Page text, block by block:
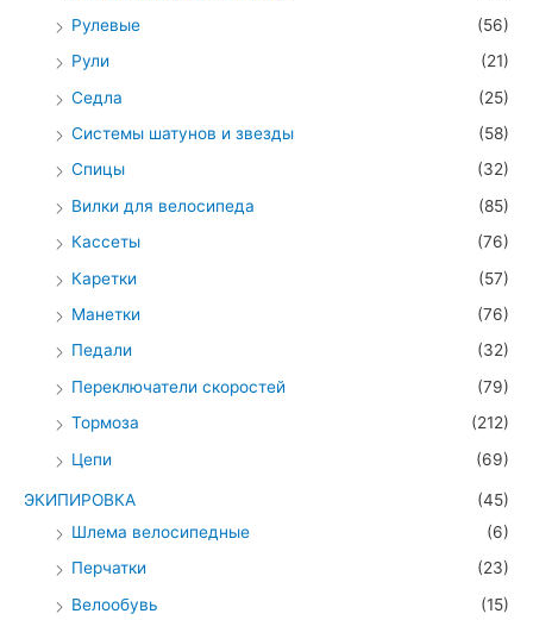
Рулевые
(56)
Рули
(21)
Седла
(25)
Системы шатунов и звезды
(58)
Спицы
(32)
Вилки для велосипеда
(85)
Кассеты
(76)
Каретки
(57)
Манетки
(76)
Педали
(32)
Переключатели скоростей
(79)
Тормоза
(212)
Цепи
(69)
ЭКИПИРОВКА
(45)
Шлема велосипедные
(6)
Перчатки
(23)
Велообувь
(15)